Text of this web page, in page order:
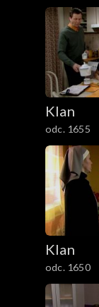
Klan
odc. 1655
Klan
odc. 1650